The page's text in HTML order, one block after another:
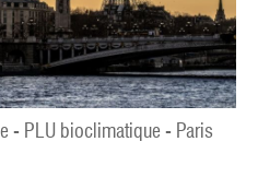
- PLU bioclimatique - Paris